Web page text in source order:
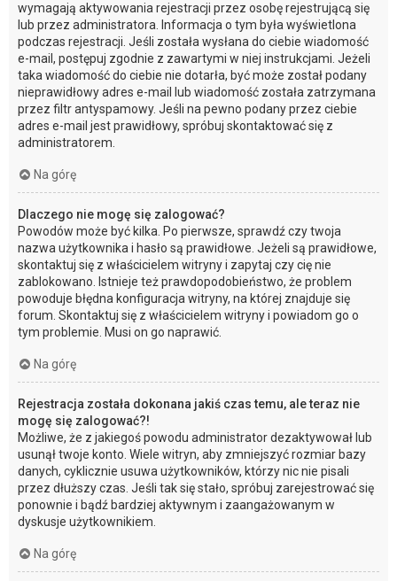
wymagają aktywowania rejestracji przez osobę rejestrującą się
lub przez administratora. Informacja o tym była wyświetlona
podczas rejestracji. Jeśli została wysłana do ciebie wiadomość
e-mail, postępuj zgodnie z zawartymi w niej instrukcjami. Jeżeli
taka wiadomość do ciebie nie dotarła, być może został podany
nieprawidłowy adres e-mail lub wiadomość została zatrzymana
przez filtr antyspamowy. Jeśli na pewno podany przez ciebie
adres e-mail jest prawidłowy, spróbuj skontaktować się z
administratorem.
Na górę
Dlaczego nie mogę się zalogować?
Powodów może być kilka. Po pierwsze, sprawdź czy twoja
nazwa użytkownika i hasło są prawidłowe. Jeżeli są prawidłowe,
skontaktuj się z właścicielem witryny i zapytaj czy cię nie
zablokowano. Istnieje też prawdopodobieństwo, że problem
powoduje błędna konfiguracja witryny, na której znajduje się
forum. Skontaktuj się z właścicielem witryny i powiadom go o
tym problemie. Musi on go naprawić.
Na górę
Rejestracja została dokonana jakiś czas temu, ale teraz nie
mogę się zalogować?!
Możliwe, że z jakiegoś powodu administrator dezaktywował lub
usunął twoje konto. Wiele witryn, aby zmniejszyć rozmiar bazy
danych, cyklicznie usuwa użytkowników, którzy nic nie pisali
przez dłuższy czas. Jeśli tak się stało, spróbuj zarejestrować się
ponownie i bądź bardziej aktywnym i zaangażowanym w
dyskusje użytkownikiem.
Na górę